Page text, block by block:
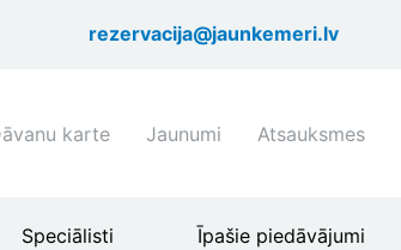
uz
rezervacija@jaunkemeri.lv
karte Jaunumi Atsauksmes
Speciālisti Īpašie piedāvājumi